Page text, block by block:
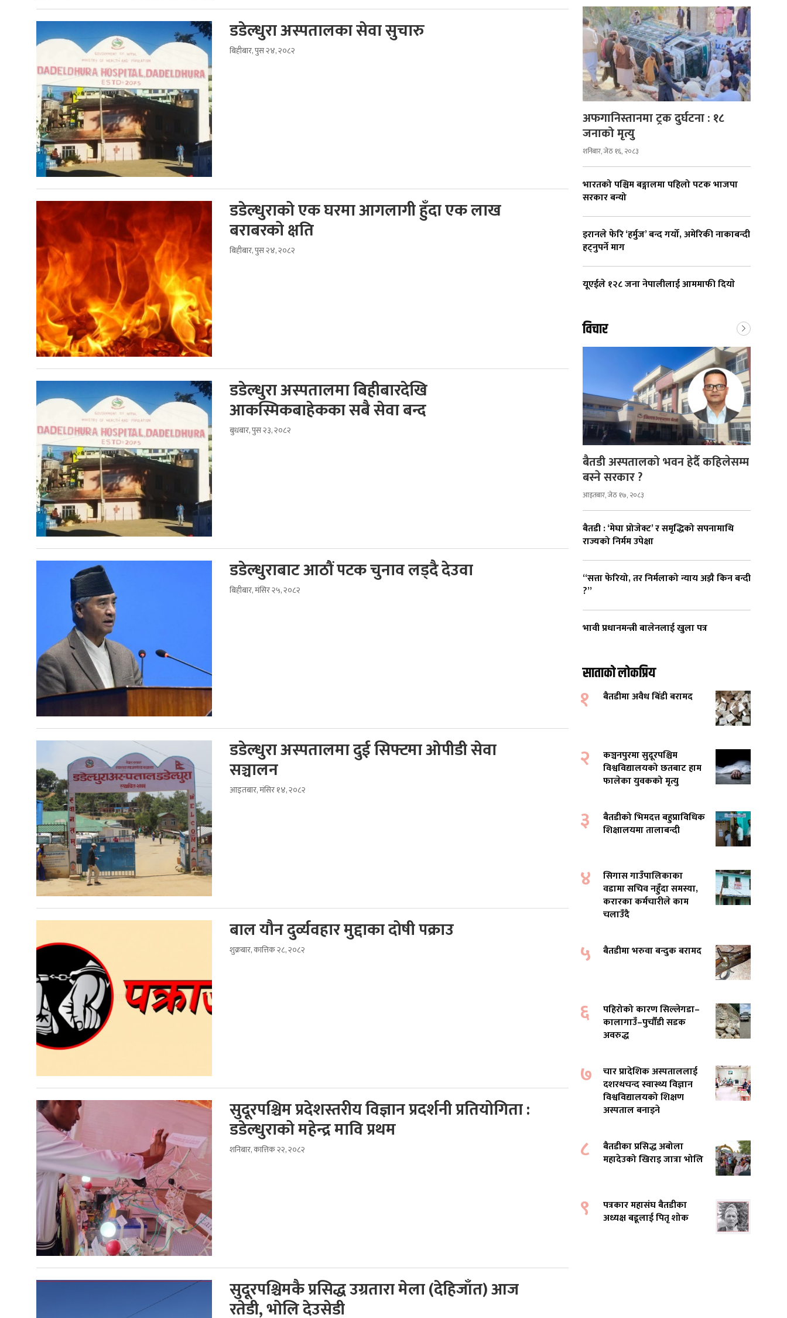
डडेल्धुरा अस्पतालका सेवा सुचारु
बिहीबार, पुस २४, २०८२
डडेल्धुराको एक घरमा आगलागी हुँदा एक लाख
बराबरको क्षति
बिहीबार, पुस २४, २०८२
डडेल्धुरा अस्पतालमा बिहीबारदेखि
आकस्मिकबाहेकका सबै सेवा बन्द
बुधबार, पुस २३, २०८२
डडेल्धुराबाट आठौं पटक चुनाव लड्दै देउवा
बिहीबार, मंसिर २५, २०८२
डडेल्धुरा अस्पतालमा दुई सिफ्टमा ओपीडी सेवा
सञ्चालन
आइतबार, मंसिर १४, २०८२
बाल यौन दुर्व्यवहार मुद्दाका दोषी पक्राउ
शुक्रबार, कात्तिक २८, २०८२
सुदूरपश्चिम प्रदेशस्तरीय विज्ञान प्रदर्शनी प्रतियोगिता :
डडेल्धुराको महेन्द्र मावि प्रथम
शनिबार, कात्तिक २२, २०८२
सुदूरपश्चिमकै प्रसिद्ध उग्रतारा मेला (देहिजाँत) आज
रतेडी, भोलि देउसेडी
अफगानिस्तानमा ट्रक दुर्घटना : १८
जनाको मृत्यु
शनिबार, जेठ १६, २०८३
भारतको पश्चिम बङ्गालमा पहिलो पटक भाजपा
सरकार बन्यो
इरानले फेरि ‘हर्मुज’ बन्द गर्यो, अमेरिकी नाकाबन्दी
हट्नुपर्ने माग
यूएईले १२८ जना नेपालीलाई आममाफी दियाे
विचार
बैतडी अस्पतालको भवन हेर्दै कहिलेसम्म
बस्ने सरकार ?
आइतबार, जेठ १७, २०८३
बैतडी : ‘मेघा प्रोजेक्ट’ र समृद्धिको सपनामाथि
राज्यको निर्मम उपेक्षा
“सत्ता फेरियो, तर निर्मलाको न्याय अझै किन बन्दी
?”
भावी प्रधानमन्त्री बालेनलाई खुला पत्र
साताको लोकप्रिय
१ बैतडीमा अवैध बिँडी बरामद
२
कञ्चनपुरमा सुदूरपश्चिम
विश्वविद्यालयको छतबाट हाम
फालेका युवकको मृत्यु
३
बैतडीको भिमदत्त बहुप्राविधिक
शिक्षालयमा तालाबन्दी
४
सिगास गाउँपालिकाका
वडामा सचिव नहुँदा समस्या,
करारका कर्मचारीले काम
चलाउँदै
५ बैतडीमा भरुवा बन्दुक बरामद
६
पहिरोको कारण सिल्लेगडा–
कालागाउँ–पुर्चौंडी सडक
अवरुद्ध
७
चार प्रादेशिक अस्पताललाई
दशरथचन्द स्वास्थ्य विज्ञान
विश्वविद्यालयको शिक्षण
अस्पताल बनाइने
८
बैतडीका प्रसिद्ध अबोला
महादेउको खिराइ जात्रा भोलि
९
पत्रकार महासंघ बैतडीका
अध्यक्ष बडूलाई पितृ शोक